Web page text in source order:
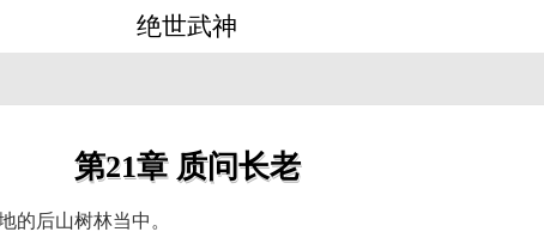
绝世武神
第21章 质问长老
的后山树林当中。